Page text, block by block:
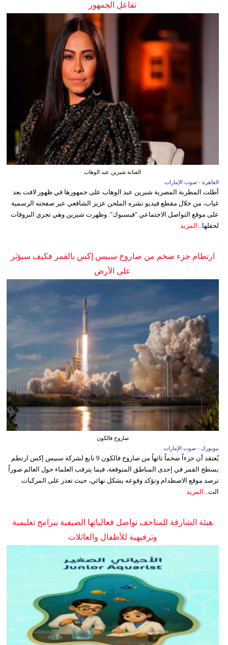
تفاعل الجمهور
الفنانة شيرين عبد الوهاب
القاهرة - صوت الإمارات
أطلت المطربة المصرية شيرين عبد الوهاب على جمهورها في ظهور لافت بعد
غياب، من خلال مقطع فيديو نشره الملحن عزيز الشافعي عبر صفحته الرسمية
على موقع التواصل الاجتماعي "فيسبوك". وظهرت شيرين وهي تجري البروفات
لحفلها... المزيد
ارتطام جزء ضخم من صاروخ سبيس إكس بالقمر فكيف سيؤثر
على الأرض
صاروخ فالكون
نيويورك - صوت الإمارات
يُعتقد أن جزءاً ضخماً تائهاً من صاروخ فالكون 9 تابع لشركة سبيس إكس ارتطم
بسطح القمر في إحدى المناطق المتوقعة، فيما يترقب العلماء حول العالم صوراً
ترصد موقع الاصطدام وتؤكد وقوعه بشكل نهائي، حيث تعذر على المركبات
الت...
المزيد
هيئة الشارقة للمتاحف تواصل فعالياتها الصيفية ببرامج تعليمية
وترفيهية للأطفال والعائلات